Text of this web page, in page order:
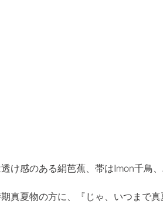
け感のある絹芭蕉、帯はImon千鳥
真夏物の方に、『じゃ、いつまで